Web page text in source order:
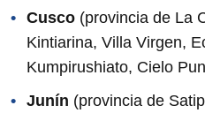
Cusco (provincia de La
Kintiarina, Villa Virgen,
Kumpirushiato, Cielo
Junín (provincia de